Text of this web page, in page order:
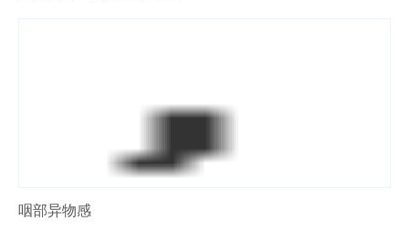
咽部异物感